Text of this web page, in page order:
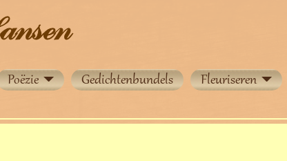
Poëzie Gedichtenbundels Fleuriseren